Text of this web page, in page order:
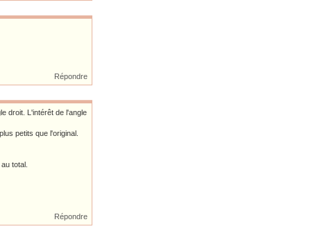
Répondre
droit. L'intérêt de l'angle
petits que l'original.
total.
Répondre